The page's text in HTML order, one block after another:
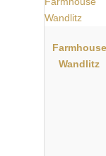
Farmhouse
Wandlitz